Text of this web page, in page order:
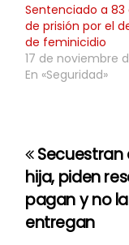
Sentenciado a 83
de prisión por el
de feminicidio
17 de noviembre
En «Seguridad»
N
a
v
Secuestran
hija, piden
pagan y no la
entregan